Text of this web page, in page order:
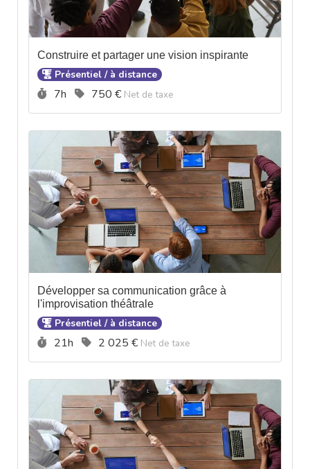
Construire et partager une vision inspirante
Présentiel / à distance
Durée :
7h Prix :
750 € Net de taxe
Développer sa communication grâce à
l'improvisation théâtrale
Présentiel / à distance
Durée :
21h Prix :
2 025 € Net de taxe